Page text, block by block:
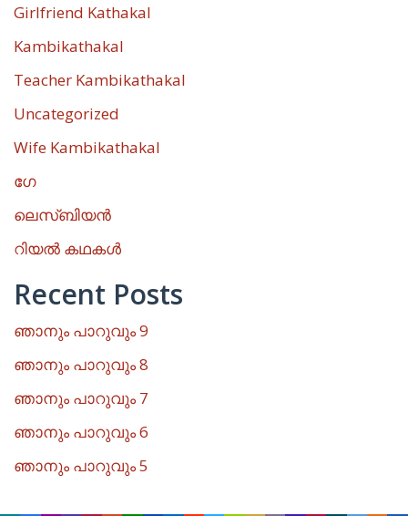
Girlfriend Kathakal
Kambikathakal
Teacher Kambikathakal
Uncategorized
Wife Kambikathakal
ഗേ
ലെസ്ബിയൻ
റിയൽ കഥകൾ
Recent Posts
ഞാനും പാറുവും 9
ഞാനും പാറുവും 8
ഞാനും പാറുവും 7
ഞാനും പാറുവും 6
ഞാനും പാറുവും 5